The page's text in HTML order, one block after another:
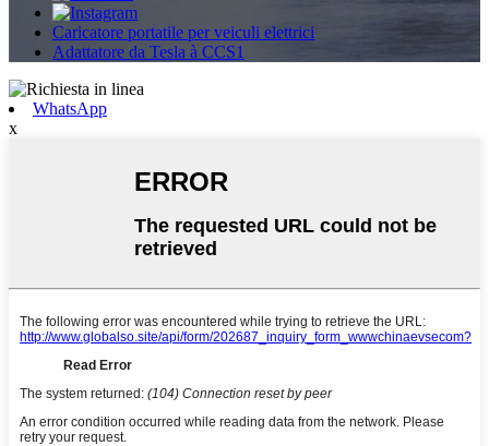
Caricatore portatile per veiculi elettrici
Adattatore da Tesla à CCS1
WhatsApp
x